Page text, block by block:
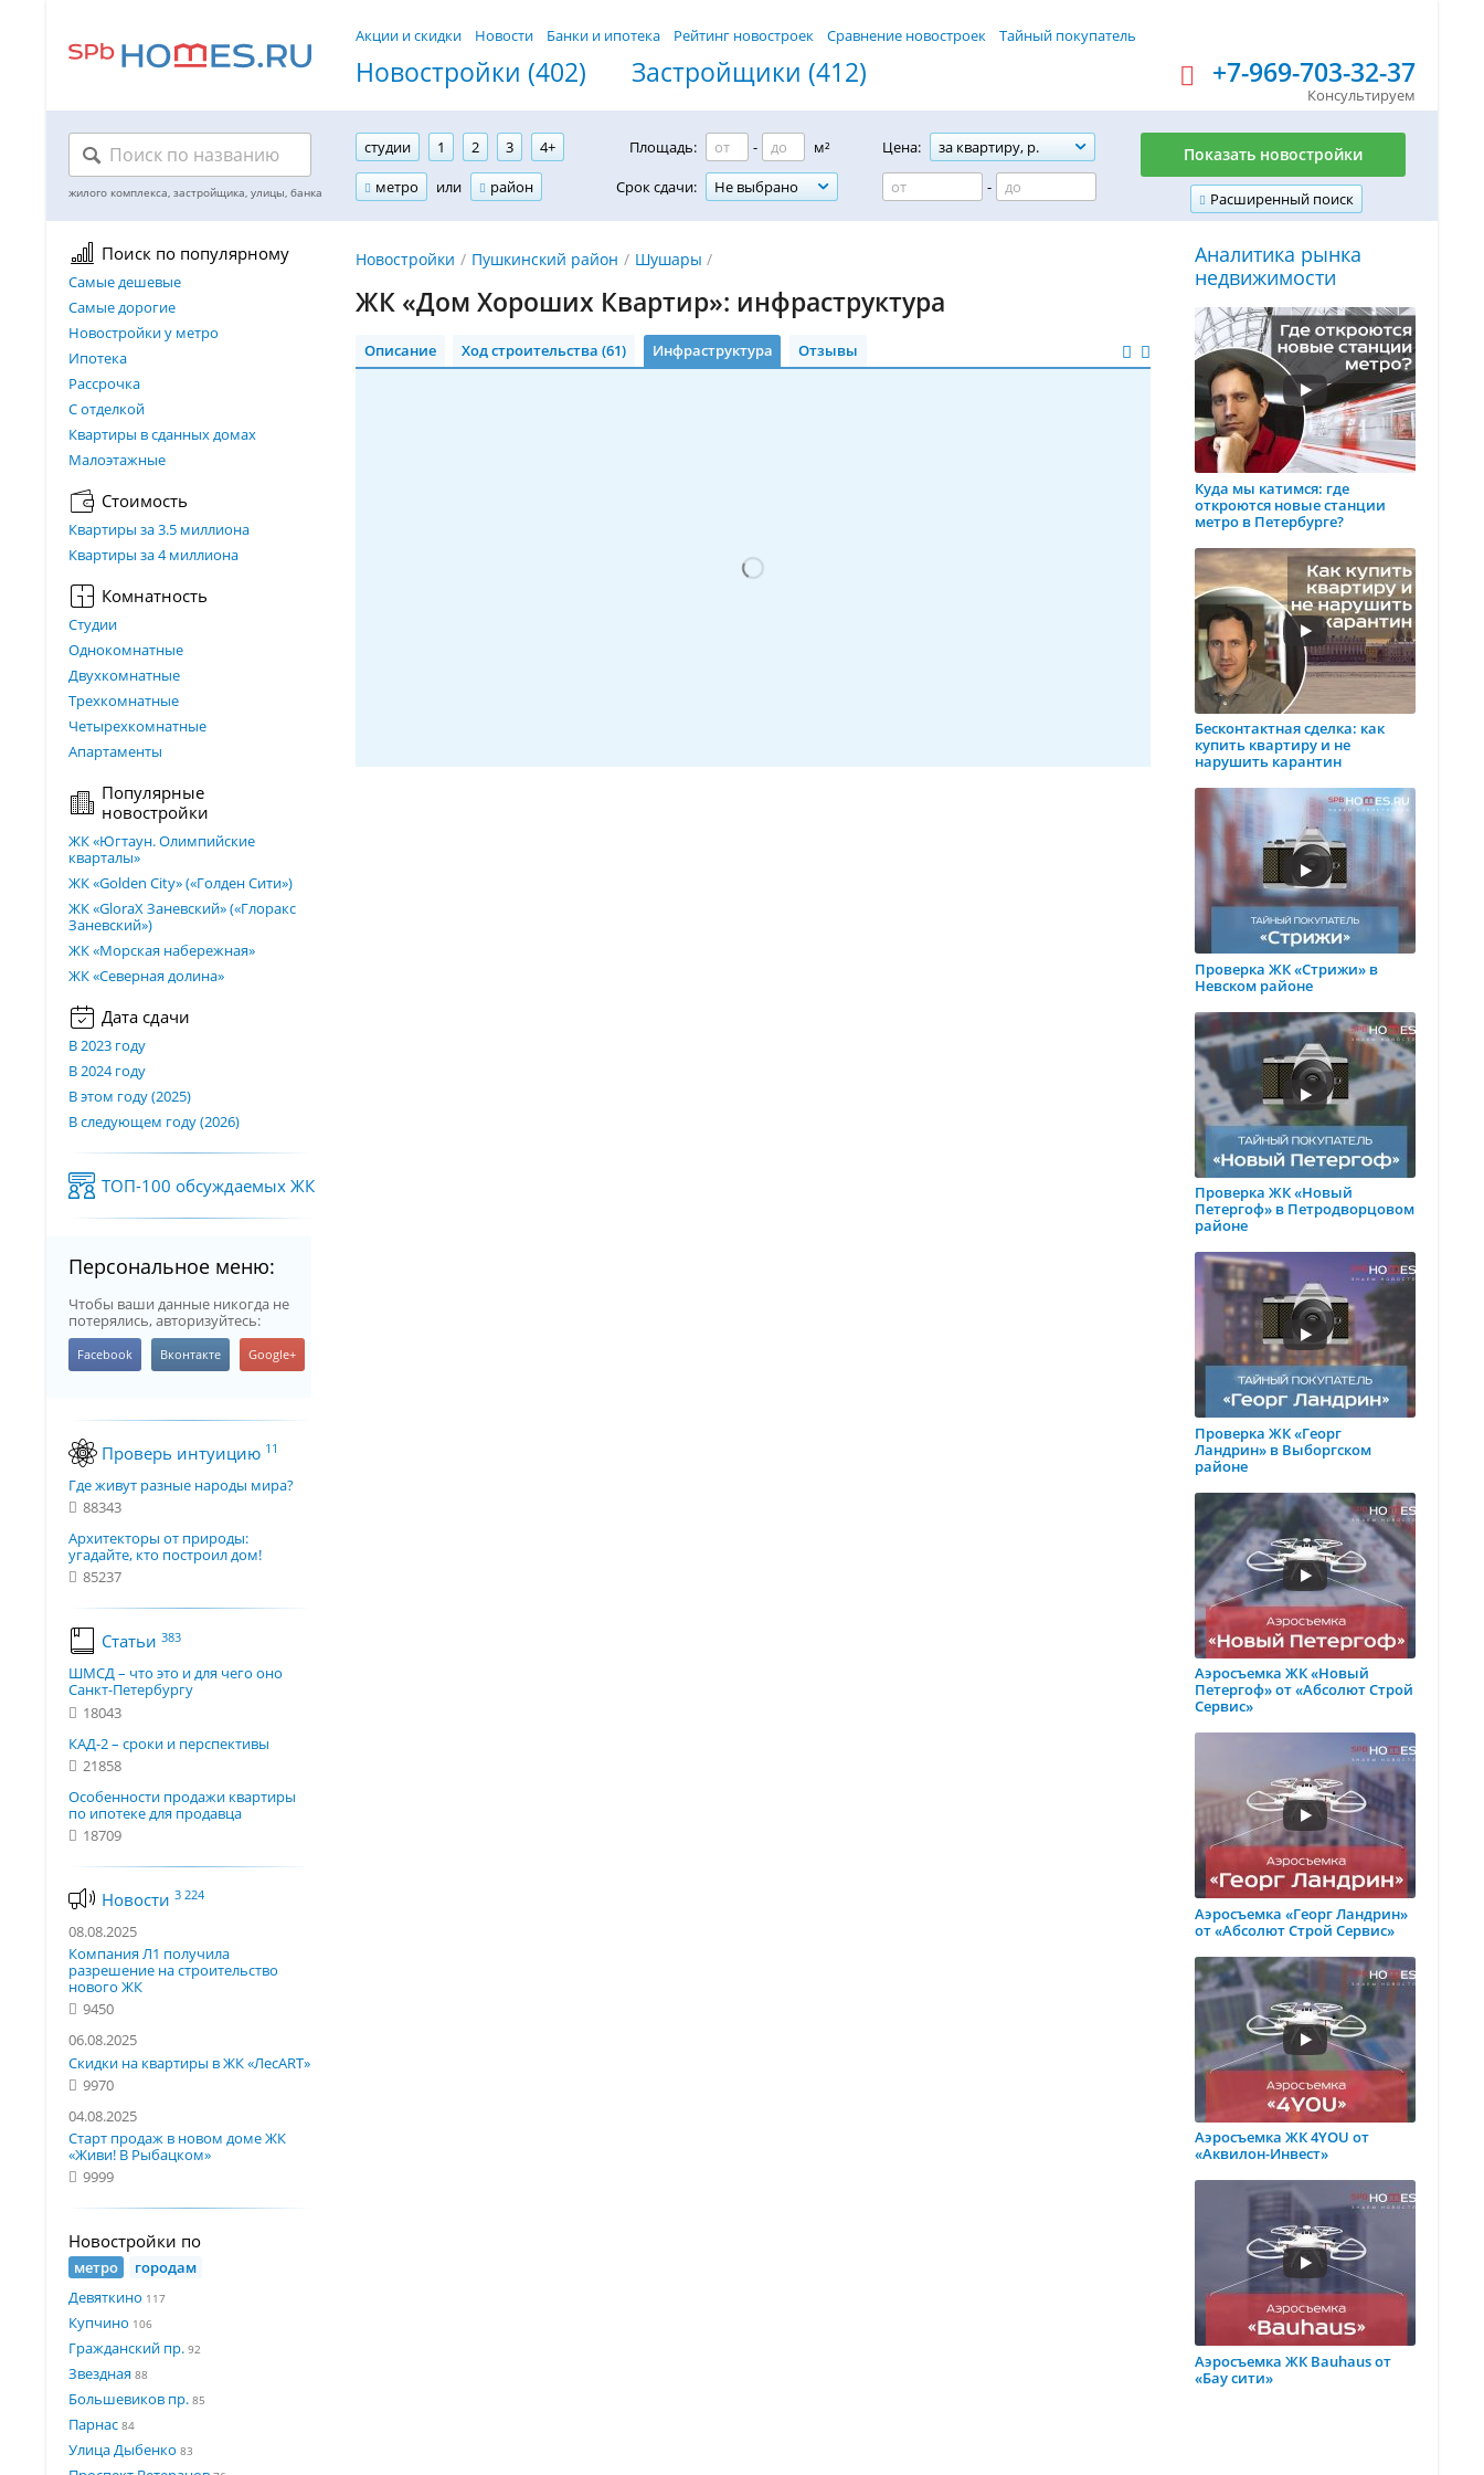
Акции и скидки Новости Банки и ипотека Рейтинг новостроек Сравнение новостроек Тайный покупатель
Новостройки (402) Застройщики (412) +7-969-703-32-37
Консультируем
студии 1 2 3
4+
метро
или район
Площадь: -
м²
Срок сдачи:
Не выбрано
Цена:
за квартиру, р.
-
Расширенный поиск
Показать новостройки
Поиск по популярному
Самые дешевые
Самые дорогие
Новостройки у метро
Ипотека
Рассрочка
С отделкой
Квартиры в сданных домах
Малоэтажные
Стоимость
Квартиры за 3.5 миллиона
Квартиры за 4 миллиона
Комнатность
Студии
Однокомнатные
Двухкомнатные
Трехкомнатные
Четырехкомнатные
Апартаменты
Популярные
новостройки
ЖК «Югтаун. Олимпийские
кварталы»
ЖК «Golden City» («Голден Сити»)
ЖК «GloraX Заневский»​ («Глоракс
Заневский»)
ЖК «Морская набережная»
ЖК «Северная долина»
Дата сдачи
В 2023 году
В 2024 году
В этом году (2025)
В следующем году (2026)
ТОП-100 обсуждаемых ЖК
Персональное меню:
Чтобы ваши данные никогда не
потерялись, авторизуйтесь:
Проверь интуицию 11
Где живут разные народы мира?
88343
Архитекторы от природы:
угадайте, кто построил дом!
85237
Статьи 383
ШМСД – что это и для чего оно
Санкт-Петербургу
18043
КАД-2 – сроки и перспективы
21858
Особенности продажи квартиры
по ипотеке для продавца
18709
Новости 3 224
08.08.2025
Компания Л1 получила
разрешение на строительство
нового ЖК
9450
06.08.2025
Скидки на квартиры в ЖК «ЛесART»
9970
04.08.2025
Старт продаж в новом доме ЖК
«Живи! В Рыбацком»
9999
Новостройки по
метро
городам
Девяткино 117
Купчино 106
Гражданский пр. 92
Звездная 88
Большевиков пр. 85
Парнас 84
Улица Дыбенко 83
Новостройки Пушкинский район Шушары
ЖК «Дом Хороших Квартир»: инфраструктура
Описание Ход строительства (61) Инфраструктура Отзывы
Аналитика рынка
недвижимости
Куда мы катимся: где
откроются новые станции
метро в Петербурге?
Бесконтактная сделка: как
купить квартиру и не
нарушить карантин
Проверка ЖК «Стрижи» в
Невском районе
Проверка ЖК «Новый
Петергоф» в Петродворцовом
районе
Проверка ЖК «Георг
Ландрин» в Выборгском
районе
Аэросъемка ЖК «Новый
Петергоф» от «Абсолют Строй
Сервис»
Аэросъемка «Георг Ландрин»
от «Абсолют Строй Сервис»
Аэросъемка ЖК 4YOU от
«Аквилон-Инвест»
Аэросъемка ЖК Bauhaus от
«Бау сити»